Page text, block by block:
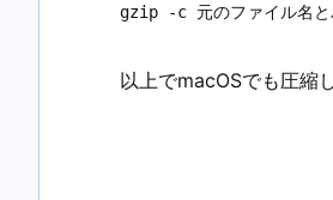
gzip -c 元のファイル名と
以上でmacOSでも圧縮